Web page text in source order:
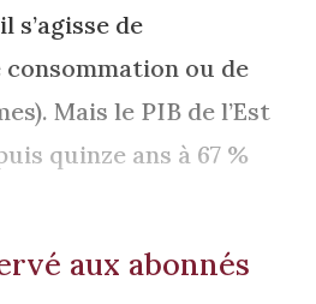
s’agisse de
ou de
Mais le PIB de l’Est
quinze ans à 67 %
aux abonnés